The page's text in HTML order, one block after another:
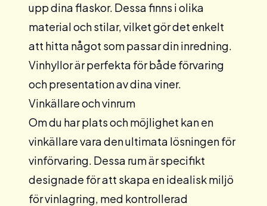
upp dina flaskor. Dessa finns i olika
material och stilar, vilket gör det enkelt
att hitta något som passar din inredning.
Vinhyllor är perfekta för både förvaring
och presentation av dina viner.
Vinkällare och vinrum
Om du har plats och möjlighet kan en
vinkällarevara den ultimata lösningen för
vinförvaring. Dessa rum är specifikt
designade för att skapa en idealisk miljö
för vinlagring, med kontrollerad